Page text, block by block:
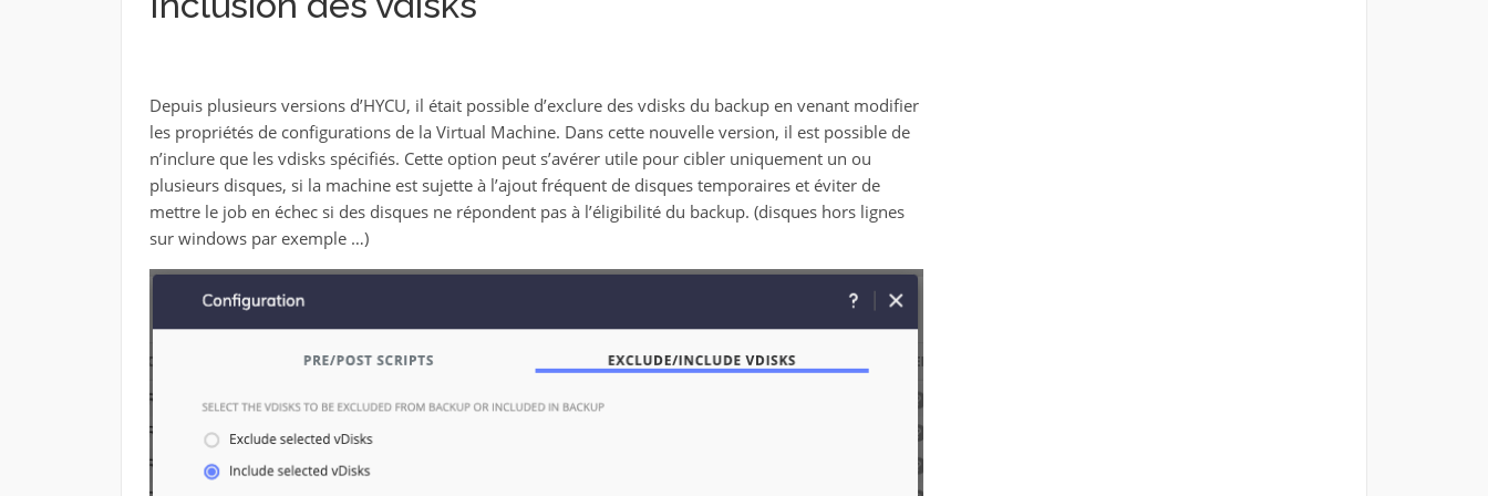
Depuis plusieurs versions d’HYCU, il était possible d’exclure des vdisks du backup en venant modifier
les propriétés de configurations de la Virtual Machine. Dans cette nouvelle version, il est possible de
n’inclure que les vdisks spécifiés. Cette option peut s’avérer utile pour cibler uniquement un ou
plusieurs disques, si la machine est sujette à l’ajout fréquent de disques temporaires et éviter de
mettre le job en échec si des disques ne répondent pas à l’éligibilité du backup. (disques hors lignes
sur windows par exemple …)